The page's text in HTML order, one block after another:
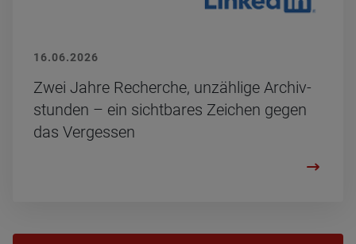
16.06.2026
Zwei Jahre Re­cher­che, un­zäh­li­ge Ar­chiv­
stun­den – ein sicht­ba­res Zei­chen gegen
das Ver­ges­sen